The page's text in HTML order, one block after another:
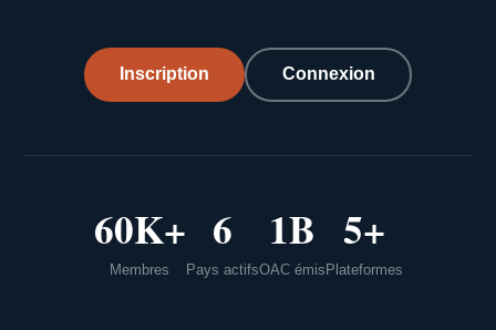
Inscription Connexion
60K+
Membres
6
Pays actifs
1B
OAC émis
5+
Plateformes